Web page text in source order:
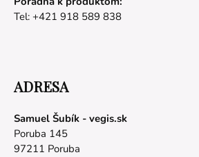
Tel: +421 918 589 838
ADRESA
Samuel Šubík - vegis.sk
Poruba 145
97211 Poruba